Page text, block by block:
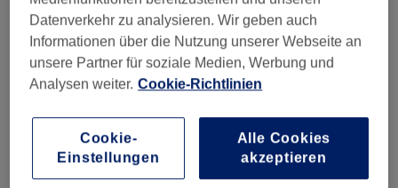
Schönheitsschmiede
737 Bewertungen
Leopoldstraße, München
Auf Karte anzeigen
Damen Augenbrauen waxing/ zupfen
Datenverkehr zu analysieren. Wir geben auch
Informationen über die Nutzung unserer Webseite an
unsere Partner für soziale Medien, Werbung und
Analysen weiter. Cookie-Richtlinien
Cookie-
Einstellungen
Alle Cookies
akzeptieren